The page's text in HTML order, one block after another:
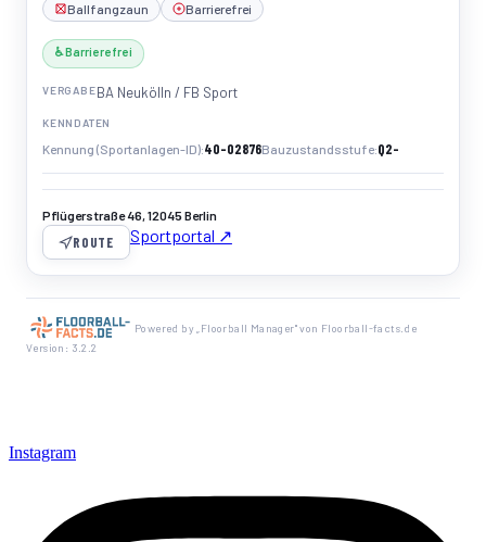
Ballfangzaun Barrierefrei
♿ Barrierefrei
VERGABEBA Neukölln / FB Sport
KENNDATEN
Kennung (Sportanlagen-ID) 40-02876Bauzustandsstufe Q2-
Pflügerstraße 46, 12045 Berlin
ROUTE Sportportal ↗
Powered by „Floorball Manager" von Floorball-facts.de
Version: 3.2.2
Instagram